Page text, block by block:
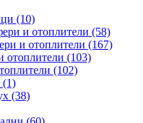
(10)
и отоплители (58)
и отоплители (167)
отоплители (103)
(102)
(1)
(38)